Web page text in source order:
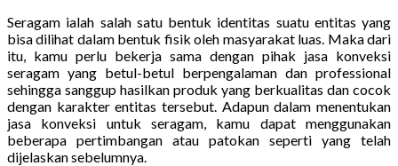
Seragam ialah salah satu bentuk identitas suatu entitas yang
bisa dilihat dalam bentuk fisik oleh masyarakat luas. Maka dari
itu, kamu perlu bekerja sama dengan pihak jasa konveksi
seragam yang betul-betul berpengalaman dan professional
sehingga sanggup hasilkan produk yang berkualitas dan cocok
dengan karakter entitas tersebut. Adapun dalam menentukan
jasa konveksi untuk seragam, kamu dapat menggunakan
beberapa pertimbangan atau patokan seperti yang telah
dijelaskan sebelumnya.